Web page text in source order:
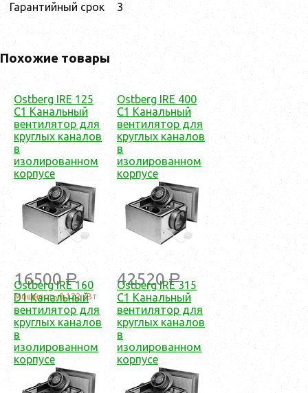
Гарантийный срок
3
Похожие товары
Ostberg IRE 125
C1 Канальный
вентилятор для
круглых каналов
в
изолированном
корпусе
16500a
Мощность 0,122 кВт
Ostberg IRE 400
C1 Канальный
вентилятор для
круглых каналов
в
изолированном
корпусе
42520a
Ostberg IRE 160
D1 Канальный
вентилятор для
круглых каналов
в
изолированном
корпусе
Ostberg IRE 315
C1 Канальный
вентилятор для
круглых каналов
в
изолированном
корпусе